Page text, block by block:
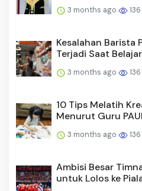
3 months ago 136
Kesalahan Barista
Terjadi Saat
3 months ago 136
10 Tips Melatih
Menurut Guru
3 months ago 136
Ambisi Besar
untuk Lolos ke